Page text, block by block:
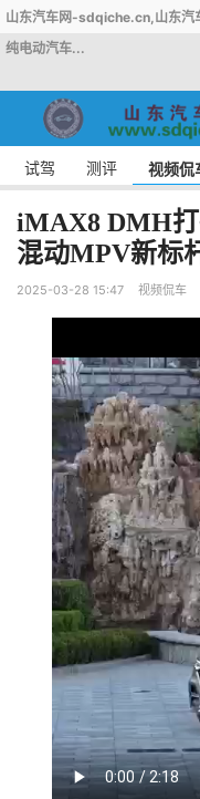
山东汽车网-sdqiche.cn,山东汽
纯电动汽车...
试驾 测评 视频侃
iMAX8 DMH
混动MPV新标
2025-03-28 15:47 视频侃车